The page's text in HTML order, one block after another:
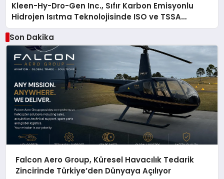
Kleen-Hy-Dro-Gen Inc., Sıfır Karbon Emisyonlu
Hidrojen Isıtma Teknolojisinde ISO ve TSSA
Düzenleyici Onaylarını Aldı
Son Dakika
Falcon Aero Group, Küresel Havacılık Tedarik
Zincirinde Türkiye’den Dünyaya Açılıyor